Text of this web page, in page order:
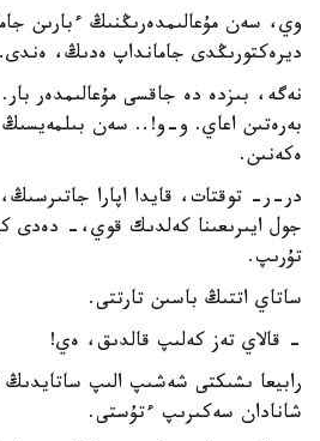
وي، سەن مۇعالىمدەرىڭنىڭ ءبارىن
ديرەكتورىڭدى جامانداپ ەدىڭ،
نەگە، بىزدە دە جاقسى مۇعالىمدەر
بەرەتىن اعاي. و-و!.. سەن
ەكەنىن.
در-ر- توقتات، قايدا اپارا
جول ايىرىعىنا كەلدىك قوي،- دەدى
تۇرىپ.
ساتاي اتتىڭ باسىن تارتتى.
- قالاي تەز كەلىپ قالدىق، ەي!
رابيعا ىشىكتى شەشىپ الىپ ساتايدىڭ
شانادان سەكىرىپ ءتۇستى.